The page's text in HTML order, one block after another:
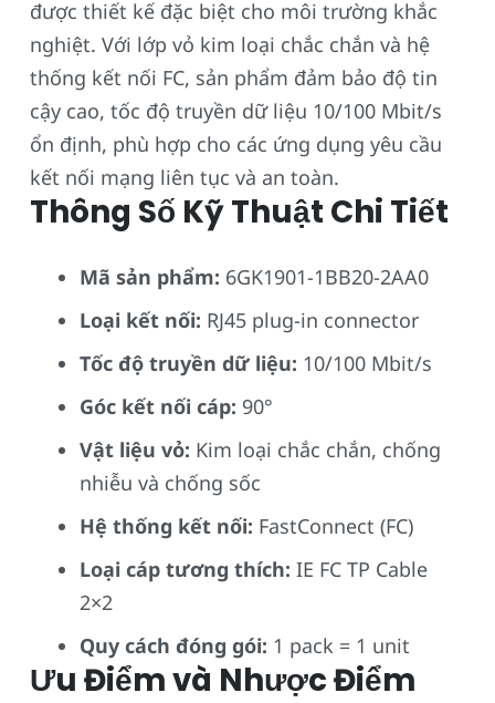
được thiết kế đặc biệt cho môi trường khắc
nghiệt. Với lớp vỏ kim loại chắc chắn và hệ
thống kết nối FC, sản phẩm đảm bảo độ tin
cậy cao, tốc độ truyền dữ liệu 10/100 Mbit/s
ổn định, phù hợp cho các ứng dụng yêu cầu
kết nối mạng liên tục và an toàn.
Thông Số Kỹ Thuật Chi Tiết
Mã sản phẩm: 6GK1901-1BB20-2AA0
Loại kết nối: RJ45 plug-in connector
Tốc độ truyền dữ liệu: 10/100 Mbit/s
Góc kết nối cáp: 90°
Vật liệu vỏ: Kim loại chắc chắn, chống
nhiễu và chống sốc
Hệ thống kết nối: FastConnect (FC)
Loại cáp tương thích: IE FC TP Cable
2×2
Quy cách đóng gói: 1 pack = 1 unit
Ưu Điểm và Nhược Điểm